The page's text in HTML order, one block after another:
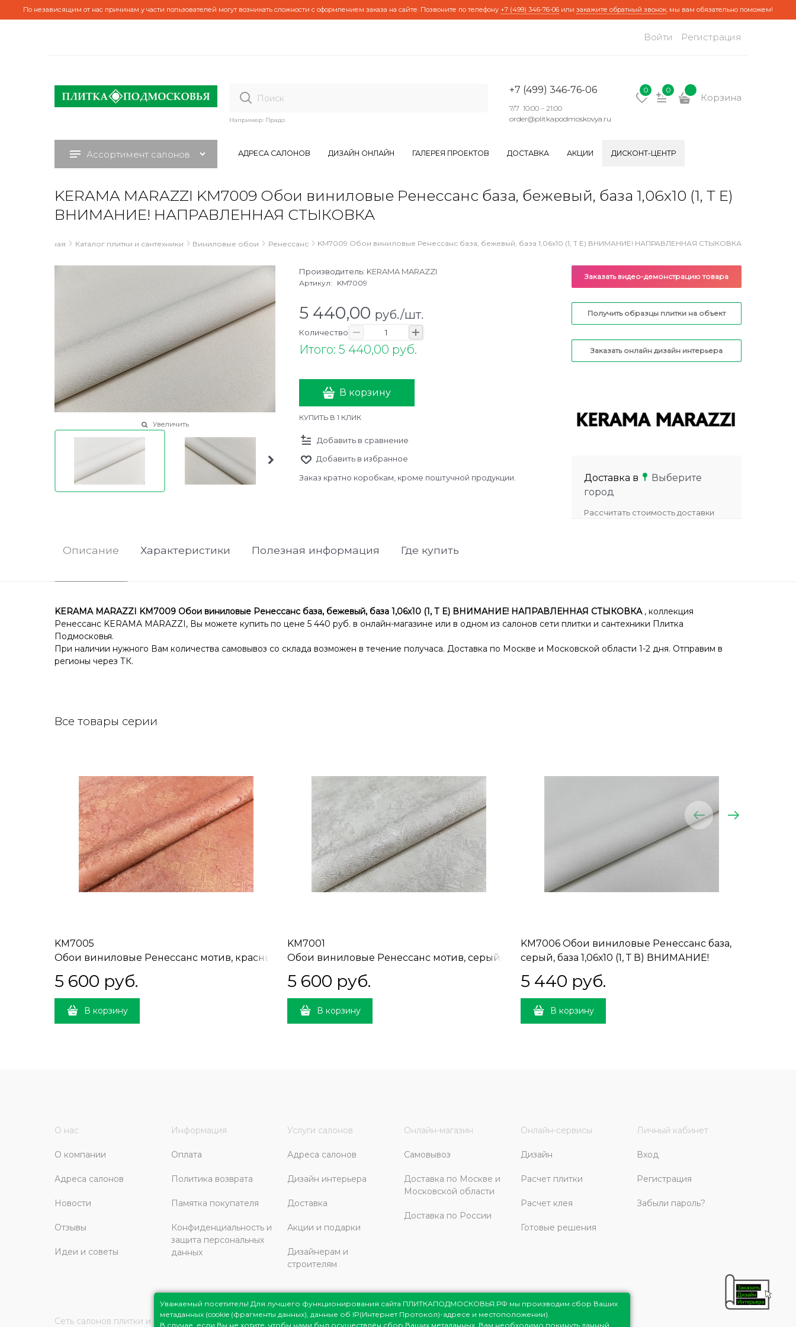
По независящим от нас причинам у части пользователей могут возникать сложности с оформлением заказа на сайте. Позвоните по телефону +7 (499) 346-76-06 или закажите обратный звонок, мы вам обязательно поможем!
Войти Регистрация
Например: Прадо
+7 (499) 346-76-06
7/7 10:00 – 21:00
order@plitkapodmoskovya.ru
0 0
Корзина
Ассортимент салонов АДРЕСА САЛОНОВ ДИЗАЙН ОНЛАЙН ГАЛЕРЕЯ ПРОЕКТОВ ДОСТАВКА АКЦИИ ДИСКОНТ-ЦЕНТР
KERAMA MARAZZI KM7009 Обои виниловые Ренессанс база, бежевый, база 1,06х10 (1, Т E)
ВНИМАНИЕ! НАПРАВЛЕННАЯ СТЫКОВКА
Главная Каталог плитки и сантехники Виниловые обои Ренессанс KM7009 Обои виниловые Ренессанс база, бежевый, база 1,06х10 (1, Т E) ВНИМАНИЕ! НАПРАВЛЕННАЯ СТЫКОВКА
Увеличить
Производитель: KERAMA MARAZZI
Артикул: KM7009
5 440,00 руб./шт.
Количество
Итого: 5 440,00 руб.
В корзину
КУПИТЬ В 1 КЛИК
Добавить в сравнение
Добавить в избранное
Заказ кратно коробкам, кроме поштучной продукции.
Заказать видео-демонстрацию товара
Получить образцы плитки на объект
Заказать онлайн дизайн интерьера
Доставка в
Выберите
город
Рассчитать стоимость доставки
Описание Характеристики Полезная информация Где купить
KERAMA MARAZZI KM7009 Обои виниловые Ренессанс база, бежевый, база 1,06х10 (1, Т E) ВНИМАНИЕ! НАПРАВЛЕННАЯ СТЫКОВКА, коллекция
Ренессанс KERAMA MARAZZI, Вы можете купить по цене 5 440 руб. в онлайн-магазине или в одном из салонов сети плитки и сантехники Плитка
Подмосковья.
При наличии нужного Вам количества самовывоз со склада возможен в течение получаса. Доставка по Москве и Московской области 1-2 дня. Отправим в
регионы через ТК.
Все товары серии
KM7005
Обои виниловые Ренессанс мотив, красный,
мотив 1,06х10 (1, Т А) ВНИМАНИЕ!
СМЕЩЁННАЯ СТЫКОВКА
5 600 руб.
В корзину
KM7001
Обои виниловые Ренессанс мотив, серый,
мотив 1,06х10 (1, Т А) ВНИМАНИЕ!
СМЕЩЁННАЯ СТЫКОВКА
5 600 руб.
В корзину
KM7006 Обои виниловые Ренессанс база,
серый, база 1,06х10 (1, Т В) ВНИМАНИЕ!
НАПРАВЛЕННАЯ СТЫКОВКА
5 440 руб.
В корзину
О нас
О компании
Адреса салонов
Новости
Отзывы
Идеи и советы
Информация
Оплата
Политика возврата
Памятка покупателя
Конфиденциальность и
защита персональных
данных
Услуги салонов
Адреса салонов
Дизайн интерьера
Доставка
Акции и подарки
Дизайнерам и
строителям
Онлайн-магазин
Самовывоз
Доставка по Москве и
Московской области
Доставка по России
Онлайн-сервисы
Дизайн
Расчет плитки
Расчет клея
Готовые решения
Личный кабинет
Вход
Регистрация
Забыли пароль?
Сеть салонов плитки и сантехники Плитка Подмосковья © 1998-2026
Уважаемый посетитель! Для лучшего функционирования сайта ПЛИТКАПОДМОСКОВЬЯ.РФ мы производим сбор Ваших
метаданных (cookie (фрагменты данных), данные об IP(Интернет Протокол)-адресе и местоположении).
В случае, если Вы не хотите, чтобы нами был осуществлён сбор Ваших метаданных, Вам необходимо покинуть данный